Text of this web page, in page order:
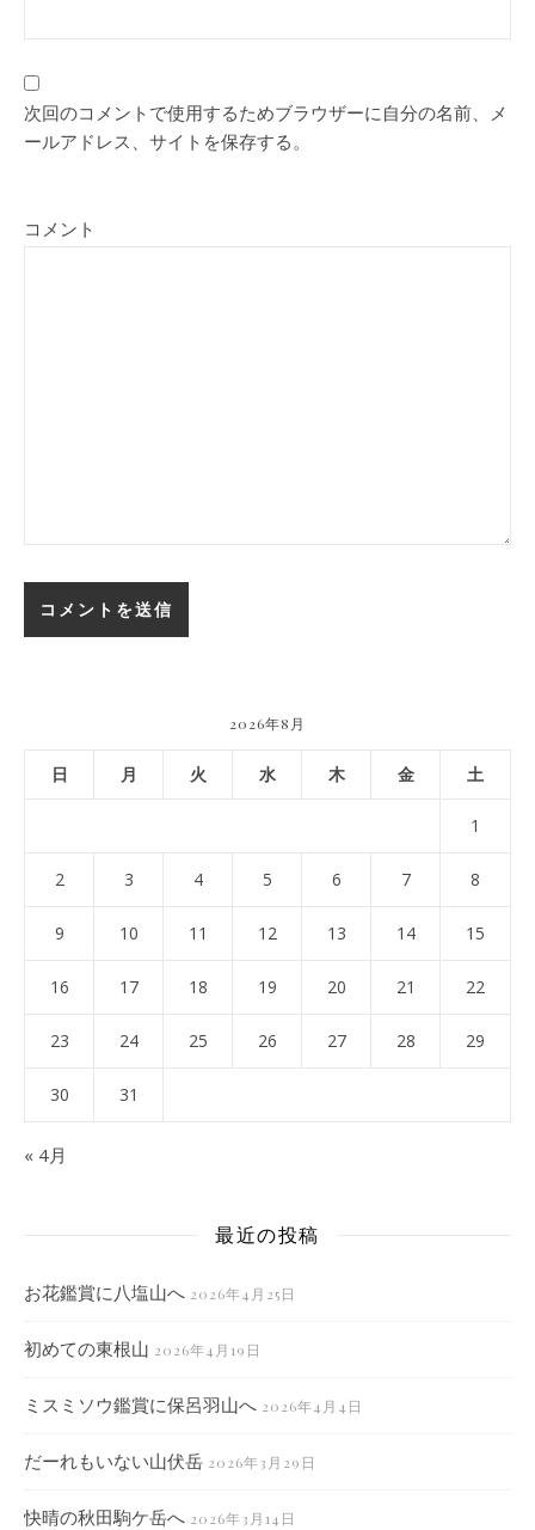
次回のコメントで使用するためブラウザーに自分の名前、メ
ールアドレス、サイトを保存する。
コメント
2026年8月
日 月 火 水 木 金 土
1
2 3 4 5 6 7 8
9 10 11 12 13 14 15
16 17 18 19 20 21 22
23 24 25 26 27 28 29
30 31
« 4月
最近の投稿
お花鑑賞に八塩山へ 2026年4月25日
初めての東根山 2026年4月19日
ミスミソウ鑑賞に保呂羽山へ 2026年4月4日
だーれもいない山伏岳 2026年3月29日
快晴の秋田駒ケ岳へ 2026年3月14日